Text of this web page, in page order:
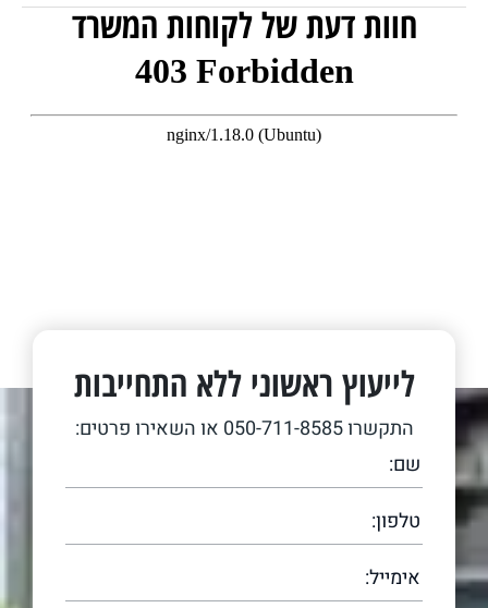
חוות דעת של לקוחות המשרד
לייעוץ ראשוני ללא התחייבות
התקשרו050-711-8585 או השאירו פרטים: